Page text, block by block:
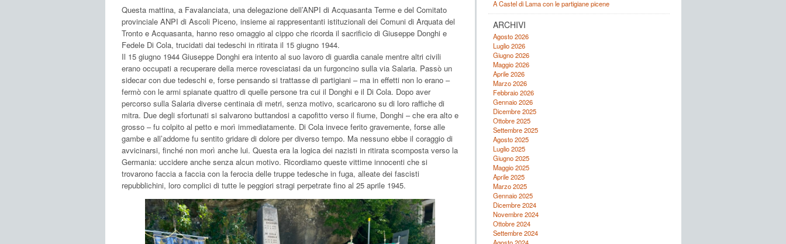
Questa mattina, a Favalanciata, una delegazione dell’ANPI di Acquasanta Terme e del Comitato
provinciale ANPI di Ascoli Piceno, insieme ai rappresentanti istituzionali dei Comuni di Arquata del
Tronto e Acquasanta, hanno reso omaggio al cippo che ricorda il sacrificio di Giuseppe Donghi e
Fedele Di Cola, trucidati dai tedeschi in ritirata il 15 giugno 1944.
Il 15 giugno 1944 Giuseppe Donghi era intento al suo lavoro di guardia canale mentre altri civili
erano occupati a recuperare della merce rovesciatasi da un furgoncino sulla via Salaria. Passò un
sidecar con due tedeschi e, forse pensando si trattasse di partigiani – ma in effetti non lo erano –
fermò con le armi spianate quattro di quelle persone tra cui il Donghi e il Di Cola. Dopo aver
percorso sulla Salaria diverse centinaia di metri, senza motivo, scaricarono su di loro raffiche di
mitra. Due degli sfortunati si salvarono buttandosi a capofitto verso il fiume, Donghi – che era alto e
grosso – fu colpito al petto e morì immediatamente. Di Cola invece ferito gravemente, forse alle
gambe e all’addome fu sentito gridare di dolore per diverso tempo. Ma nessuno ebbe il coraggio di
avvicinarsi, finché non morì anche lui. Questa era la logica dei nazisti in ritirata scomposta verso la
Germania: uccidere anche senza alcun motivo. Ricordiamo queste vittime innocenti che si
trovarono faccia a faccia con la ferocia delle truppe tedesche in fuga, alleate dei fascisti
repubblichini, loro complici di tutte le peggiori stragi perpetrate fino al 25 aprile 1945.
A Castel di Lama con le partigiane picene
ARCHIVI
Agosto 2026
Luglio 2026
Giugno 2026
Maggio 2026
Aprile 2026
Marzo 2026
Febbraio 2026
Gennaio 2026
Dicembre 2025
Ottobre 2025
Settembre 2025
Agosto 2025
Luglio 2025
Giugno 2025
Maggio 2025
Aprile 2025
Marzo 2025
Gennaio 2025
Dicembre 2024
Novembre 2024
Ottobre 2024
Settembre 2024